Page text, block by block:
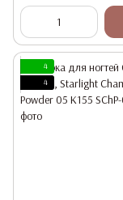
4
4